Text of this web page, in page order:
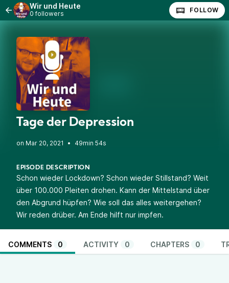
Wir und Heute
0 followers FOLLOW
Tage der Depression
• 49min 54s
EPISODE DESCRIPTION
Schon wieder Lockdown? Schon wieder Stillstand? Weit
über 100.000 Pleiten drohen. Kann der Mittelstand über
den Abgrund hüpfen? Wie soll das alles weitergehen?
Wir reden drüber. Am Ende hilft nur impfen.
COMMENTS 0 ACTIVITY 0 CHAPTERS 0